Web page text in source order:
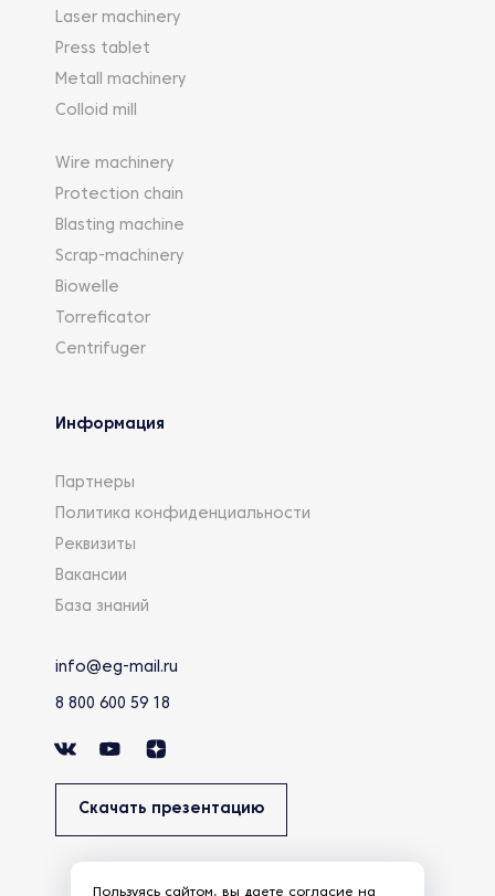
Laser machinery
Press tablet
Metall machinery
Colloid mill
Wire machinery
Protection chain
Blasting machine
Scrap-machinery
Biowelle
Torreficator
Centrifuger
Информация
Партнеры
Политика конфиденциальности
Реквизиты
Вакансии
База знаний
info@eg-mail.ru
8 800 600 59 18
Скачать презентацию
Пользуясь сайтом, вы даете согласие на